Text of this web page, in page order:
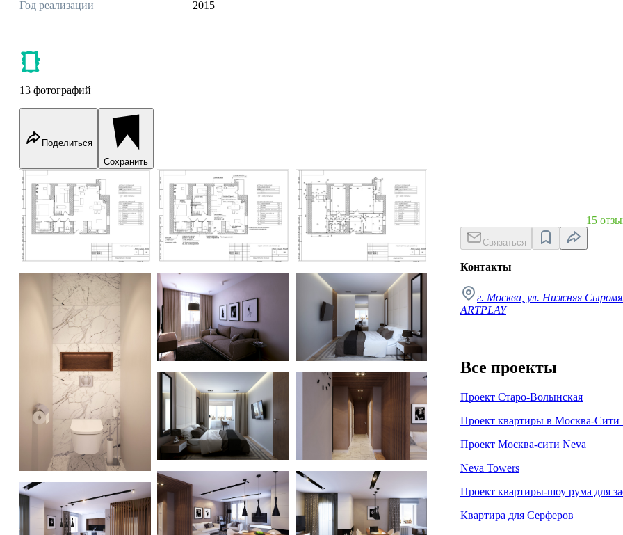
Год реализации 2015
13 фотографий
Поделиться
Сохранить
Квартира на Богатырском Квартира на Богатырском Квартира на Богатырском
Квартира на Богатырском Квартира на Богатырском Квартира на Богатырском
Квартира на Богатырском Квартира на Богатырском
Квартира на Богатырском
Квартира на Богатырском
Квартира на Богатырском
15
Связаться
Контакты
г. Москва, ул. Нижняя
ARTPLAY
Все проекты
Проект Старо-Волынская
Проект квартиры в Москва-Сити
Проект Москва-сити Neva
Neva Towers
Проект квартиры-шоу рума для
Квартира для Серферов